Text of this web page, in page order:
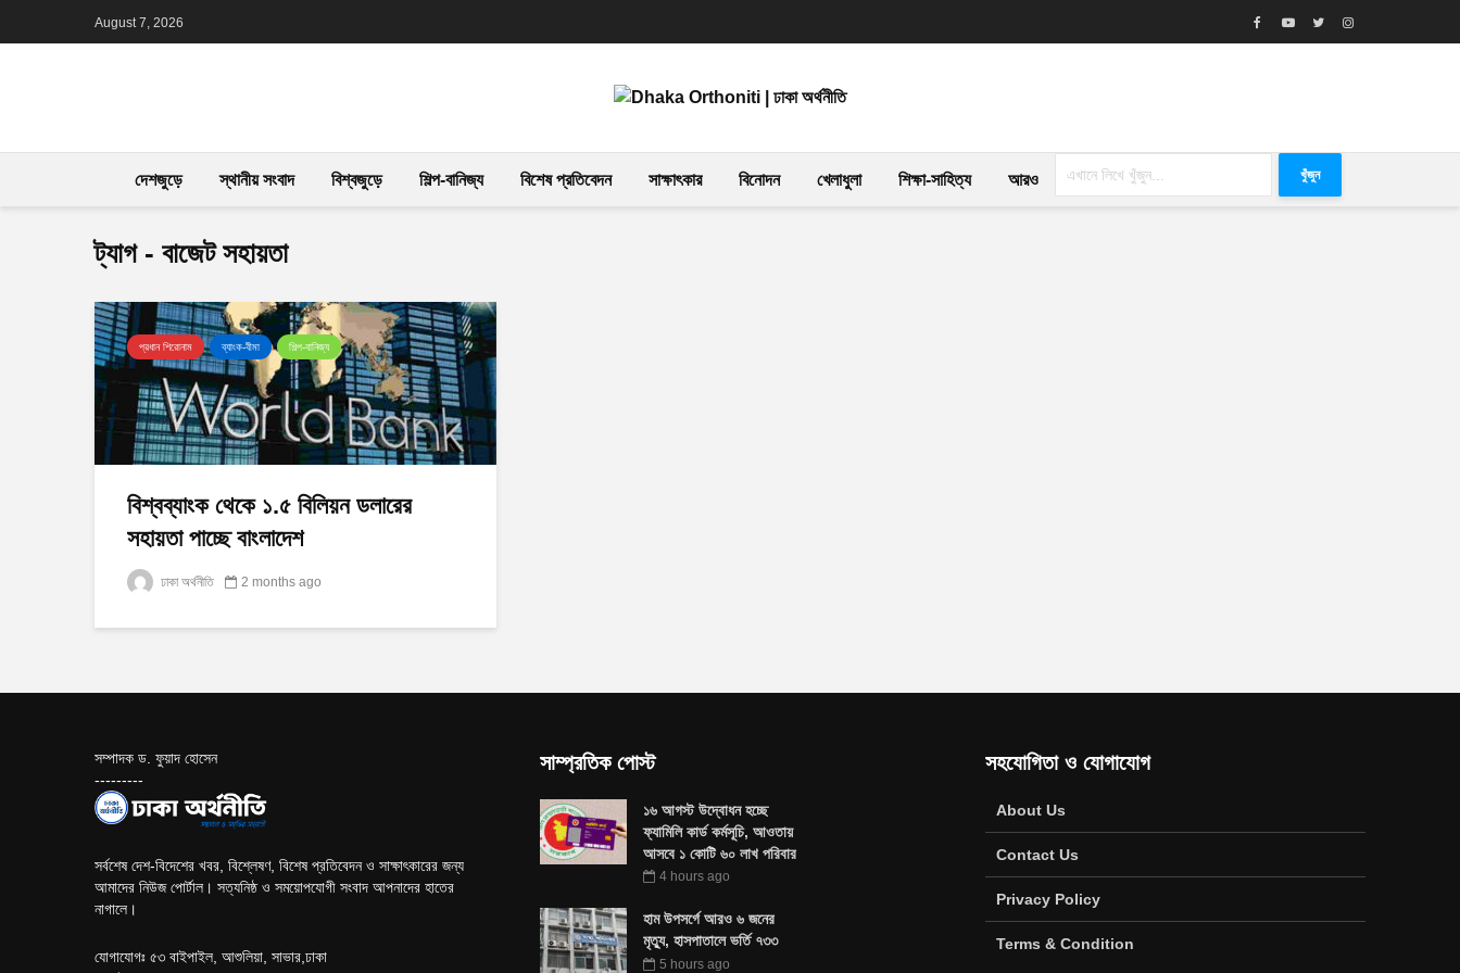
August 7, 2026
দেশজুড়ে স্থানীয় সংবাদ বিশ্বজুড়ে শিল্প-বানিজ্য বিশেষ প্রতিবেদন সাক্ষাৎকার বিনোদন খেলাধুলা শিক্ষা-সাহিত্য আরও খুঁজুন
ট্যাগ - বাজেট সহায়তা
প্রধান শিরোনাম ব্যাংক-বীমা শিল্প-বানিজ্য
বিশ্বব্যাংক থেকে ১.৫ বিলিয়ন ডলারের
সহায়তা পাচ্ছে বাংলাদেশ
ঢাকা অর্থনীতি 2 months ago
সম্পাদক ড. ফুয়াদ হোসেন
---------
সর্বশেষ দেশ-বিদেশের খবর, বিশ্লেষণ, বিশেষ প্রতিবেদন ও সাক্ষাৎকারের জন্য
আমাদের নিউজ পোর্টাল। সত্যনিষ্ঠ ও সময়োপযোগী সংবাদ আপনাদের হাতের
নাগালে।
যোগাযোগঃ ৫৩ বাইপাইল, আশুলিয়া, সাভার,ঢাকা
সাম্প্রতিক পোস্ট
১৬ আগস্ট উদ্বোধন হচ্ছে
ফ্যামিলি কার্ড কর্মসূচি, আওতায়
আসবে ১ কোটি ৬০ লাখ পরিবার
4 hours ago
হাম উপসর্গে আরও ৬ জনের
মৃত্যু, হাসপাতালে ভর্তি ৭৩৩
5 hours ago
সহযোগিতা ও যোগাযোগ
About Us
Contact Us
Privacy Policy
Terms & Condition